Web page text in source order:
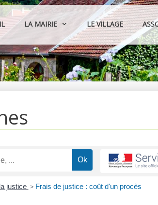
LA MAIRIE LE VILLAGE
justice > Frais de justice : coût d'un procès